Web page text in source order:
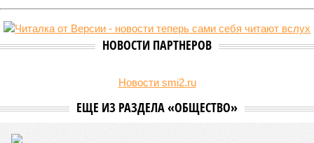
Руководитель Управления Роспотребнадзора по Чувашской
Республике Татьяна Гермонова принимала участие в заседании
Межведомственной комиссии, занимающейся вопросами
организации детского отдыха и оздоровления в регионе. В
летней оздоровительной кампании 2026 года и промежуточные
были обобщены